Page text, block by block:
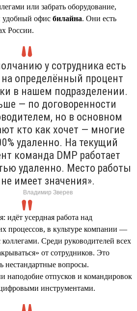
или забрать оборудование,
офис билайна. Они есть
России.
у сотрудника есть
на определённый процент
в нашем подразделении.
— по договоренности
но в основном
кто как хочет — многие
удаленно. На текущий
команда DMP работает
удаленно. Место работы
не имеет значения».
Владимир Зверев
идёт усердная работа над
процессов, в культуре компании —
коллегами. Среди руководителей всех
от сотрудников. Это
нестандартные вопросы.
наподобие отпусков и командировок
инструментами.